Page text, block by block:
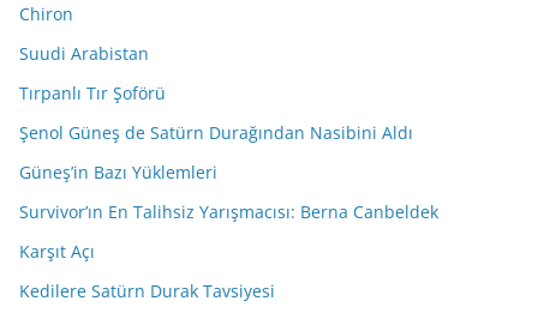
Chiron
Suudi Arabistan
Tırpanlı Tır Şoförü
Şenol Güneş de Satürn Durağından Nasibini Aldı
Güneş’in Bazı Yüklemleri
Survivor’ın En Talihsiz Yarışmacısı: Berna Canbeldek
Karşıt Açı
Kedilere Satürn Durak Tavsiyesi